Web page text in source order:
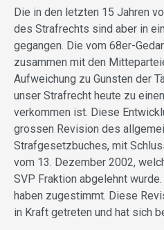
Die in den letzten 15 Jahren
des Strafrechts sind aber in
gegangen. Die vom 68er-
zusammen mit den
Aufweichung zu Gunsten der
unser Strafrecht heute zu
verkommen ist. Diese
grossen Revision des
Strafgesetzbuches, mit
vom 13. Dezember 2002,
SVP Fraktion abgelehnt
haben zugestimmt. Diese
in Kraft getreten und hat sich